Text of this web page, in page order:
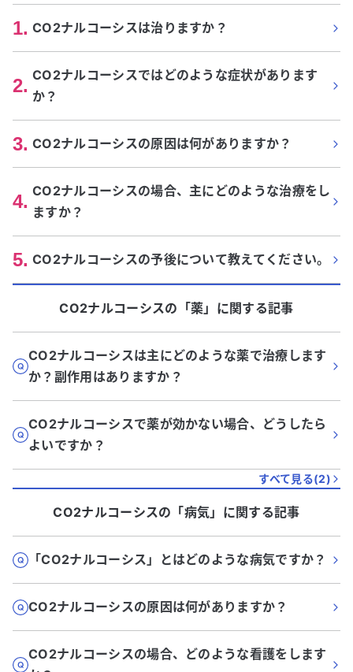
1. CO2ナルコーシスは治りますか？
2. CO2ナルコーシスではどのような症状があります
か？
3. CO2ナルコーシスの原因は何がありますか？
4. CO2ナルコーシスの場合、主にどのような治療をし
ますか？
5. CO2ナルコーシスの予後について教えてください。
CO2ナルコーシスの「薬」に関する記事
CO2ナルコーシスは主にどのような薬で治療します
か？副作用はありますか？
CO2ナルコーシスで薬が効かない場合、どうしたら
よいですか？
すべて見る(2)
CO2ナルコーシスの「病気」に関する記事
「CO2ナルコーシス」とはどのような病気ですか？
CO2ナルコーシスの原因は何がありますか？
CO2ナルコーシスの場合、どのような看護をします